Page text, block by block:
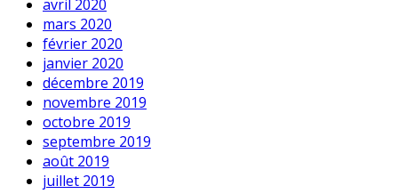
avril 2020
mars 2020
février 2020
janvier 2020
décembre 2019
novembre 2019
octobre 2019
septembre 2019
août 2019
juillet 2019